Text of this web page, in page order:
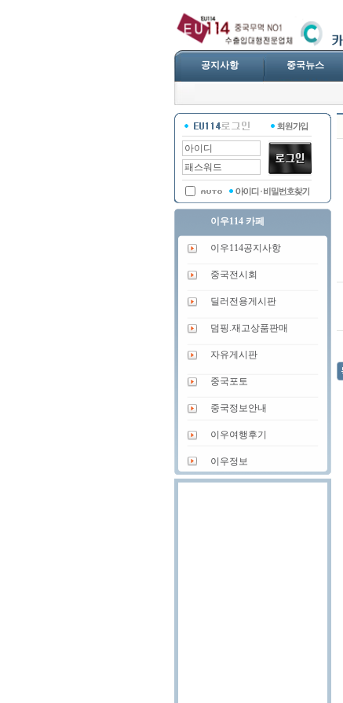
공지사항 중국뉴스
이우114 카페
이우114공지사항
중국전시회
딜러전용게시판
덤핑.재고상품판매
자유게시판
중국포토
중국정보안내
이우여행후기
이우정보